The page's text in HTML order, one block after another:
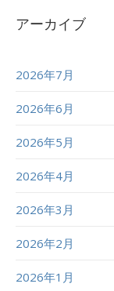
アーカイブ
2026年7月
2026年6月
2026年5月
2026年4月
2026年3月
2026年2月
2026年1月